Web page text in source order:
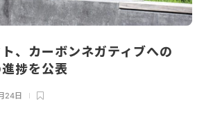
、カーボンネガティブへの
捗を公表
24日